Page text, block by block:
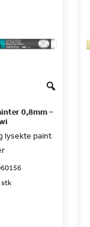
0,8mm –
lysekte paint
stk